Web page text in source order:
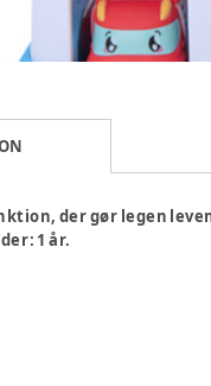
der gør legen
1 år.